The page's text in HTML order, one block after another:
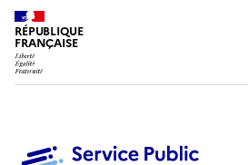
RÉPUBLIQUE
FRANÇAISE